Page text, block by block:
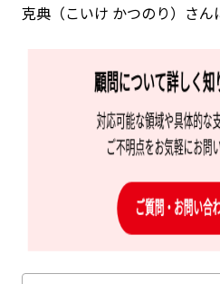
克典（こいけ かつのり）さん